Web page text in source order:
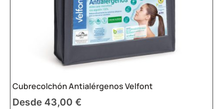
Cubrecolchón Antialérgenos Velfont
Desde 43,00 €